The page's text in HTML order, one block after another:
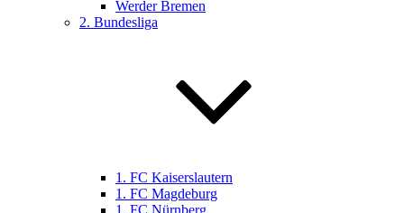
Werder Bremen
2. Bundesliga
1. FC Kaiserslautern
1. FC Magdeburg
1. FC Nürnberg